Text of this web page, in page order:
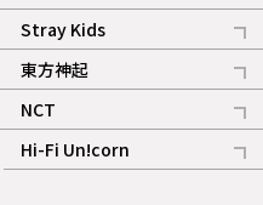
記事
Stray Kids
記事
東方神起
記事
NCT
記事
Hi-Fi Un!corn
記事